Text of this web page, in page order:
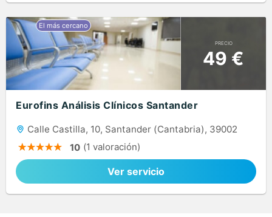
PRECIO
49 €
Eurofins Análisis Clínicos Santander
Calle Castilla, 10, Santander (Cantabria), 39002
10 (1 valoración)
Ver servicio